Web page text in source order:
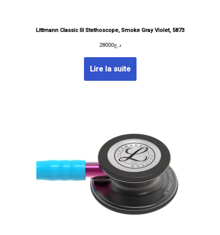
Littmann Classic III Stethoscope, Smoke Gray Violet, 5873
د.ج28000
Lire la suite